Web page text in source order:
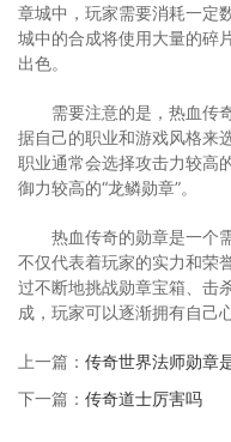
章城中，玩家需要消耗一定
城中的合成将使用大量的碎
出色。
需要注意的是，热血传
据自己的职业和游戏风格来
职业通常会选择攻击力较高
御力较高的“龙鳞勋章”。
热血传奇的勋章是一个
不仅代表着玩家的实力和荣
过不断地挑战勋章宝箱、击
成，玩家可以逐渐拥有自己
上一篇： 传奇世界法师勋章
下一篇： 传奇道士厉害吗